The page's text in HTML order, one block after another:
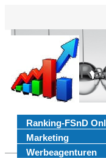
Ranking-FSnD
Marketing
Werbeagenturen